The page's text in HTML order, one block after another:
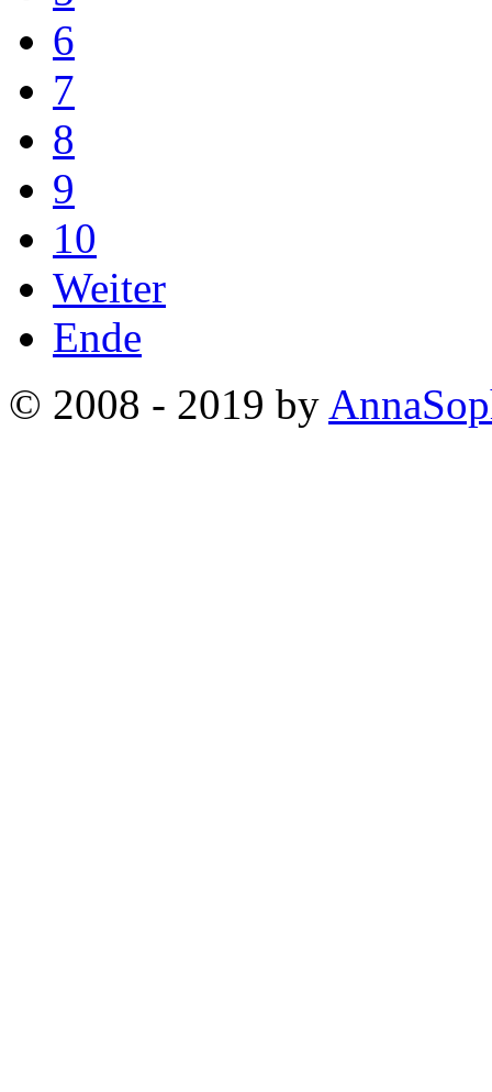
6
7
8
9
10
Weiter
Ende
© 2008 - 2019 by